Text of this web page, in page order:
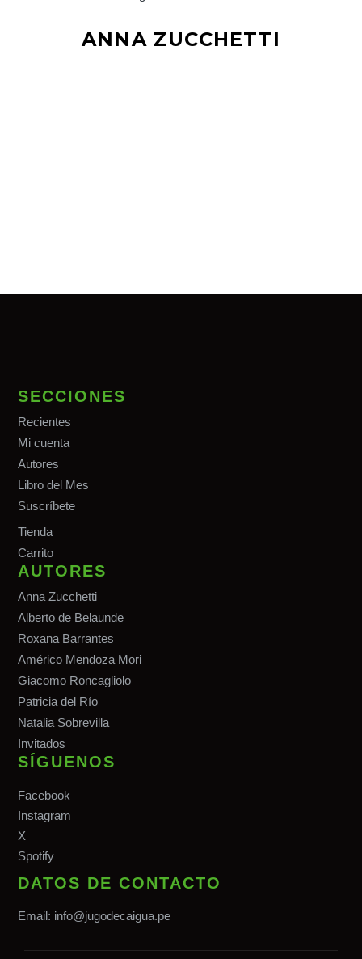
ANNA ZUCCHETTI
SECCIONES
Recientes
Mi cuenta
Autores
Libro del Mes
Suscríbete
Tienda
Carrito
AUTORES
Anna Zucchetti
Alberto de Belaunde
Roxana Barrantes
Américo Mendoza Mori
Giacomo Roncagliolo
Patricia del Río
Natalia Sobrevilla
Invitados
SÍGUENOS
Facebook
Instagram
X
Spotify
DATOS DE CONTACTO
Email: info@jugodecaigua.pe